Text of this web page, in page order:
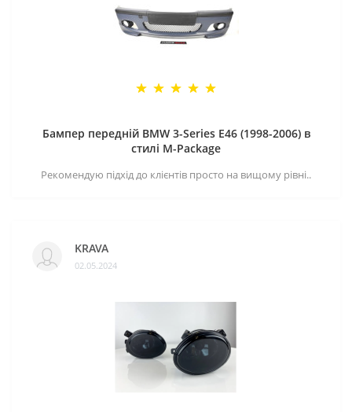
Бампер передній BMW 3-Series E46 (1998-2006) в
стилі M-Package
Рекомендую підхід до клієнтів просто на вищому рівні..
KRAVA
02.05.2024